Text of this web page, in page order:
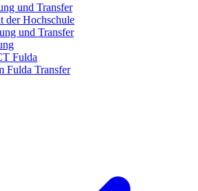
und Transfer
der Hochschule
und Transfer
Fulda
Fulda Transfer